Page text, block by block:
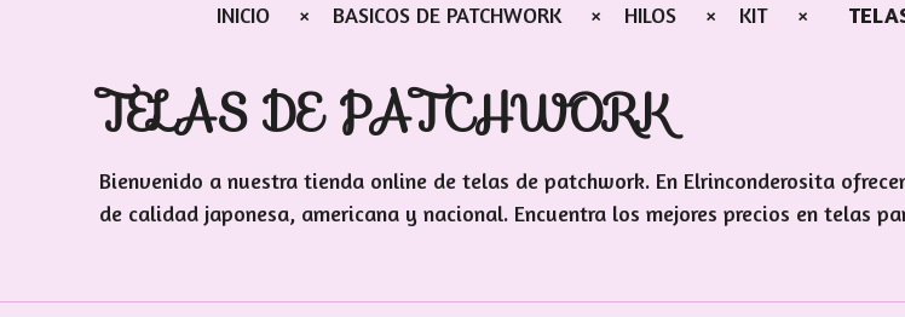
INICIO BASICOS DE PATCHWORK HILOS KIT
TELAS DE PATCHWORK
Bienvenido a nuestra tienda online de telas de patchwork. En Elrinconderosita
de calidad japonesa, americana y nacional. Encuentra los mejores precios en telas